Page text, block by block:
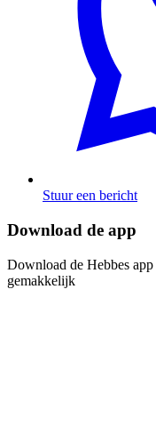
Stuur een bericht
Download de app​​​​‌ ‍ ​‍​‍‌‍ ‌ ​‍‌‍‍‌‌‍‌ ‌‍‍‌‌‍ ‍​‍​‍​ ‍‍​‍​‍‌ ​ ‌‍​‌‌‍ ‍‌‍‍‌‌ ‌​‌ ‍‌​‍ ‍‌‍‍‌‌‍ ​‍​‍​‍ ​​‍​‍‌‍‍​‌ ​‍‌‍‌‌‌‍‌‍​‍​‍​ ‍‍​‍​‍‌‍‍​‌ ‌​‌ ‌​‌ ​​​ ‍‍​‍ ​‍ ‌‍ ​‌‍ ‌‍​ ‌‍​‌‌‍ ​‌‍‍​‌‍ ‌ ​ ‌ ‌​​ ‍‍​ ​ ​ ​ ​ ​ ​ ​ ​‍ ‌‍‍‌‌‍ ‍‌ ‌​‌‍‌‌‌‍ ‍‌ ‌​​‍ ‌‍‌‌‌‍‌​‌‍‍‌‌ ‌​​‍ ‌‍ ‌‌‍ ‌‍‌​‌‍‌‌​ ‌‌ ​​‌ ​‍‌‍‌‌‌ ​ ‌‍‌‌‌‍ ‍‌ ‌​‌‍​‌‌ ‌​‌‍‍‌‌‍ ‌‍ ‍​ ‍ ‌‍‍‌‌‍‌​​ ‌‌‍‌ ‌‍ ​‌‍ ‌‍​‍‌‍​‌‌‍ ​​ ‍ ‌ ‌​‌ ‍‌‌ ​​‌‍‌‌​ ‌‌‍‌ ‌‍ ​‌‍ ‌‍​‍‌‍​‌‌‍ ​​ ‍ ‌ ​​‌‍​‌‌ ‌​‌‍‍​​ ‌‌‍‌‍‌‍ ‌‍ ‌ ‌​‌‍‌‌‌ ​‍​‍ ‍‌‍​‌‌ ​​‌ ​​‌​‌​‌‍ ‌ ‌ ‌‍ ‍‌‍ ​‌‍ ‌‍​‌‌‍‌​​‍ ‍‌ ‌​‌‍‍‌‌ ‌​‌‍ ​‌‍‌‌​ ‌‍​‍‌‍​‌‌ ​ ‌‍‌‌‌‌‌‌‌ ​‍‌‍ ​​ ‌‌‍‍​‌ ‌​‌ ‌​‌ ​​​‍‌‌​ ​ ‌​​‌​‍‌‌​ ​‍‌​‌‍​‍‌‌​ ​‍‌​‌‍‌‍ ​‌‍ ‌‍​ ‌‍​‌‌‍ ​‌‍‍​‌‍ ‌ ​ ‌ ‌​​‍‌‌​ ​ ‌​​‌​ ​ ​ ​ ​ ​ ​ ​ ​‍‌‍‌‍‍‌‌‍‌​​ ‌‌‍‌ ‌‍ ​‌‍ ‌‍​‍‌‍​‌‌‍ ​​‍‌‍‌ ‌​‌ ‍‌‌ ​​‌‍‌‌​ ‌‌‍‌ ‌‍ ​‌‍ ‌‍​‍‌‍​‌‌‍ ​​‍‌‍‌ ​​‌‍​‌‌ ‌​‌‍‍​​ ‌‌‍‌‍‌‍ ‌‍ ‌ ‌​‌‍‌‌‌ ​‍​‍ ‍‌‍​‌‌ ​​‌ ​​‌​‌​‌‍ ‌ ‌ ‌‍ ‍‌‍ ​‌‍ ‌‍​‌‌‍‌​​‍ ‍‌ ‌​‌‍‍‌‌ ‌​‌‍ ​‌‍‌‌​‍‌‍‌ ​​‌‍‌‌‌ ​‍‌ ​ ‌ ​​‌‍‌‌‌‍​ ‌ ‌​‌‍‍‌‌ ‌‍‌‍‌‌​ ‌‌ ​​‌ ‌‌‌‍​‍‌‍ ​‌‍‍‌‌ ​ ‌‍‍​‌‍‌‌‌‍‌​​‍​‍‌ ‌
Download de Hebbes
gemakkelijk​​​​‌ ‍ ​‍​‍‌‍ ‌ ​‍‌‍‍‌‌‍‌ ‌‍‍‌‌‍ ‍​‍​‍​ ‍‍​‍​‍‌ ​ ‌‍​‌‌‍ ‍‌‍‍‌‌ ‌​‌ ‍‌​‍ ‍‌‍‍‌‌‍ ​‍​‍​‍ ​​‍​‍‌‍‍​‌ ​‍‌‍‌‌‌‍‌‍​‍​‍​ ‍‍​‍​‍‌‍‍​‌ ‌​‌ ‌​‌ ​​​ ‍‍​‍ ​‍ ‌‍ ​‌‍ ‌‍​ ‌‍​‌‌‍ ​‌‍‍​‌‍ ‌ ​ ‌ ‌​​ ‍‍​ ​ ​ ​ ​ ​ ​ ​ ​‍ ‌‍‍‌‌‍ ‍‌ ‌​‌‍‌‌‌‍ ‍‌ ‌​​‍ ‌‍‌‌‌‍‌​‌‍‍‌‌ ‌​​‍ ‌‍ ‌‌‍ ‌‍‌​‌‍‌‌​ ‌‌ ​​‌ ​‍‌‍‌‌‌ ​ ‌‍‌‌‌‍ ‍‌ ‌​‌‍​‌‌ ‌​‌‍‍‌‌‍ ‌‍ ‍​ ‍ ‌‍‍‌‌‍‌​​ ‌‌‍‌ ‌‍ ​‌‍ ‌‍​‍‌‍​‌‌‍ ​​ ‍ ‌ ‌​‌ ‍‌‌ ​​‌‍‌‌​ ‌‌‍‌ ‌‍ ​‌‍ ‌‍​‍‌‍​‌‌‍ ​​ ‍ ‌ ​​‌‍​‌‌ ‌​‌‍‍​​ ‌‌‍‌‍‌‍ ‌‍ ‌ ‌​‌‍‌‌‌ ​‍​‍ ‍‌‍​‌‌ ​​‌ ​​‌​‌​‌‍ ‌ ‌ ‌‍ ‍‌‍ ​‌‍ ‌‍​‌‌‍‌​​‍ ‍‌‍‌​‌‍‌‌‌ ​ ‌‍​ ‌ ​‍‌‍‍‌‌ ​​‌ ‌​‌‍‍‌‌‍ ‌‍ ‍​ ‌‍​‍‌‍​‌‌ ​ ‌‍‌‌‌‌‌‌‌ ​‍‌‍ ​​ ‌‌‍‍​‌ ‌​‌ ‌​‌ ​​​‍‌‌​ ​ ‌​​‌​‍‌‌​ ​‍‌​‌‍​‍‌‌​ ​‍‌​‌‍‌‍ ​‌‍ ‌‍​ ‌‍​‌‌‍ ​‌‍‍​‌‍ ‌ ​ ‌ ‌​​‍‌‌​ ​ ‌​​‌​ ​ ​ ​ ​ ​ ​ ​ ​‍‌‍‌‍‍‌‌‍‌​​ ‌‌‍‌ ‌‍ ​‌‍ ‌‍​‍‌‍​‌‌‍ ​​‍‌‍‌ ‌​‌ ‍‌‌ ​​‌‍‌‌​ ‌‌‍‌ ‌‍ ​‌‍ ‌‍​‍‌‍​‌‌‍ ​​‍‌‍‌ ​​‌‍​‌‌ ‌​‌‍‍​​ ‌‌‍‌‍‌‍ ‌‍ ‌ ‌​‌‍‌‌‌ ​‍​‍ ‍‌‍​‌‌ ​​‌ ​​‌​‌​‌‍ ‌ ‌ ‌‍ ‍‌‍ ​‌‍ ‌‍​‌‌‍‌​​‍ ‍‌‍‌​‌‍‌‌‌ ​ ‌‍​ ‌ ​‍‌‍‍‌‌ ​​‌ ‌​‌‍‍‌‌‍ ‌‍ ‍​‍‌‍‌ ​​‌‍‌‌‌ ​‍‌ ​ ‌ ​​‌‍‌‌‌‍​ ‌ ‌​‌‍‍‌‌ ‌‍‌‍‌‌​ ‌‌ ​​‌ ‌‌‌‍​‍‌‍ ​‌‍‍‌‌ ​ ‌‍‍​‌‍‌‌‌‍‌​​‍​‍‌ ‌